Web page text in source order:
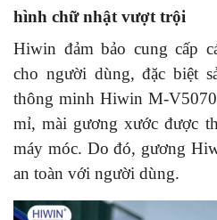
hình chữ nhật vượt trội
Hiwin đảm bảo cung cấp
cho người dùng, đặc biệt
thông minh Hiwin M-
mỉ, mài gương xước được
máy móc. Do đó, gương
an toàn với người dùng.